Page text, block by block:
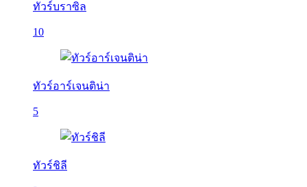
ทัวร์บราซิล
10
ทัวร์อาร์เจนติน่า
5
ทัวร์ชิลี